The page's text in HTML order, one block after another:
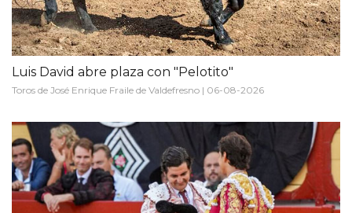
Luis David abre plaza con "Pelotito"
Toros de José Enrique Fraile de Valdefresno | 06-08-2026